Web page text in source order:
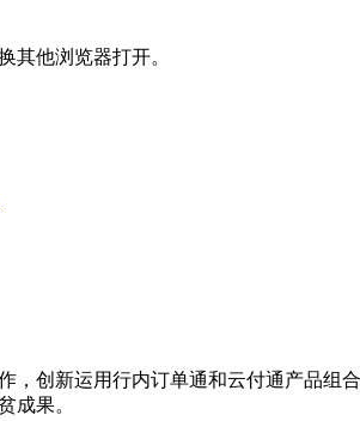
其他浏览器打开。
创新运用行内订单通和云付通产品组
成果。